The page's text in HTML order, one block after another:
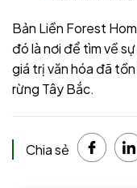
Bản Liền Forest
đó là nơi để tìm về
giá trị văn hóa đã
rừng Tây Bắc.
Chia sẻ